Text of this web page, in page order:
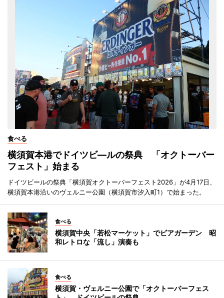
食べる
横須賀本港でドイツビ―ルの祭典 「オクトーバー
フェスト」始まる
ドイツビールの祭典「横須賀オクトーバーフェスト2026」が4月17日、
横須賀本港沿いのヴェルニー公園（横須賀市汐入町1）で始まった。
食べる
横須賀中央「若松マーケット」でビアガーデン 昭
和レトロな「流し」演奏も
食べる
横須賀・ヴェルニー公園で「オクトーバーフェス